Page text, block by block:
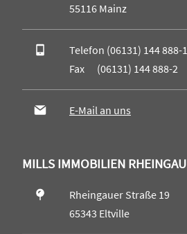
55116 Mainz
Telefon (06131) 144 888-1
Fax (06131) 144 888-2
E-Mail an uns
MILLS IMMOBILIEN RHEINGAU
Rheingauer Straße 19
65343 Eltville